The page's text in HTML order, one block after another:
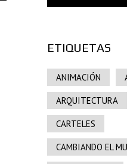
ETIQUETAS
ANIMACIÓN
ARQUITECTURA
CARTELES
CAMBIANDO EL